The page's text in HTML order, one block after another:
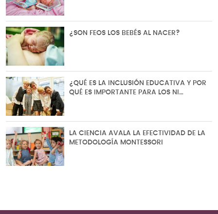
¿SON FEOS LOS BEBÉS AL NACER?
¿QUÉ ES LA INCLUSIÓN EDUCATIVA Y POR
QUÉ ES IMPORTANTE PARA LOS NI…
LA CIENCIA AVALA LA EFECTIVIDAD DE LA
METODOLOGÍA MONTESSORI